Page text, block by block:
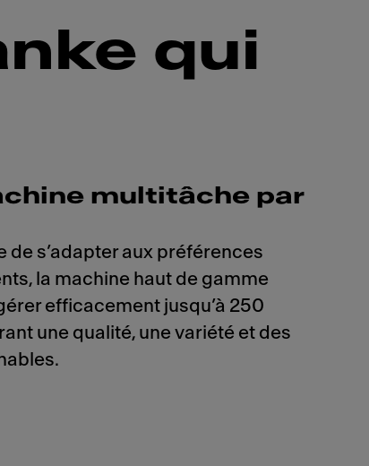
qui
multitâche par
de s’adapter aux préférences
la machine haut de gamme
efficacement jusqu’à 250
une qualité, une variété et des